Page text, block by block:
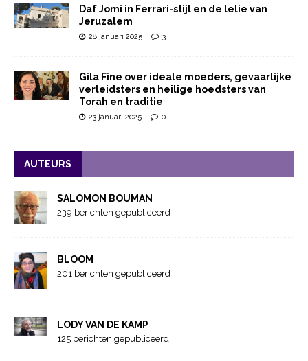
Daf Jomi in Ferrari-stijl en de lelie van
Jeruzalem
28 januari 2025 3
Gila Fine over ideale moeders, gevaarlijke
verleidsters en heilige hoedsters van
Torah en traditie
23 januari 2025 0
AUTEURS
SALOMON BOUMAN
239 berichten gepubliceerd
BLOOM
201 berichten gepubliceerd
LODY VAN DE KAMP
125 berichten gepubliceerd